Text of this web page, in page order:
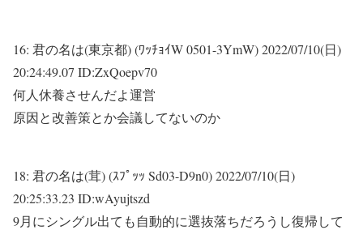
16: 君の名は(東京都) (ﾜｯﾁｮｲW 0501-3YmW)2022/07/10(日)
20:24:49.07 ID:ZxQoepv70
何人休養させんだよ運営
原因と改善策とか会議してないのか
18: 君の名は(茸) (ｽﾌﾟｯｯ Sd03-D9n0)2022/07/10(日)
20:25:33.23 ID:wAyujtszd
9月にシングル出ても自動的に選抜落ちだろうし復帰して